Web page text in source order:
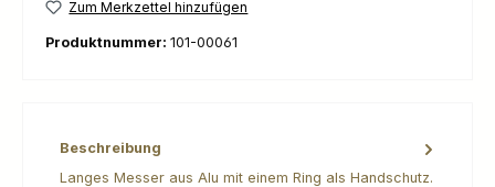
Zum Merkzettel hinzufügen
Produktnummer: 101-00061
Beschreibung
Langes Messer aus Alu mit einem Ring als Handschutz.